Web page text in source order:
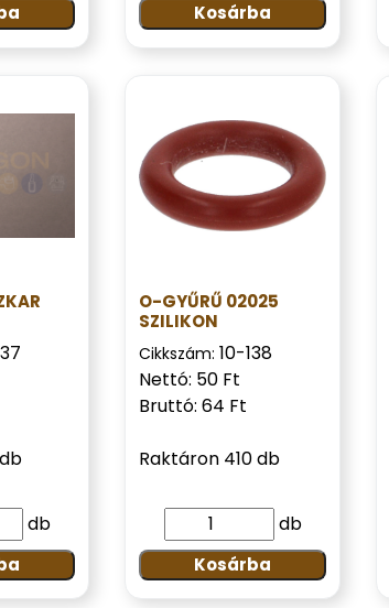
Kosárba
db
O-GYŰRŰ 02025
SZILIKON
Cikkszám: 10-138
Nettó: 50 Ft
Bruttó: 64 Ft
Raktáron 410 db
db
Kosárba